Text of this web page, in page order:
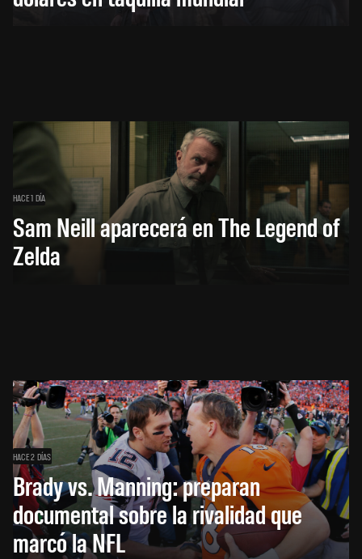
HACE 1 DÍA
Sam Neill aparecerá en The Legend of
Zelda
HACE 2 DÍAS
Brady vs. Manning: preparan
documental sobre la rivalidad que
marcó la NFL